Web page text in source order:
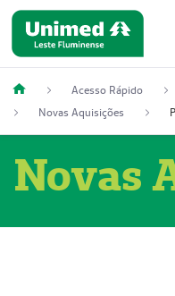
Acesso Rápido
Novas Aquisições
Novas